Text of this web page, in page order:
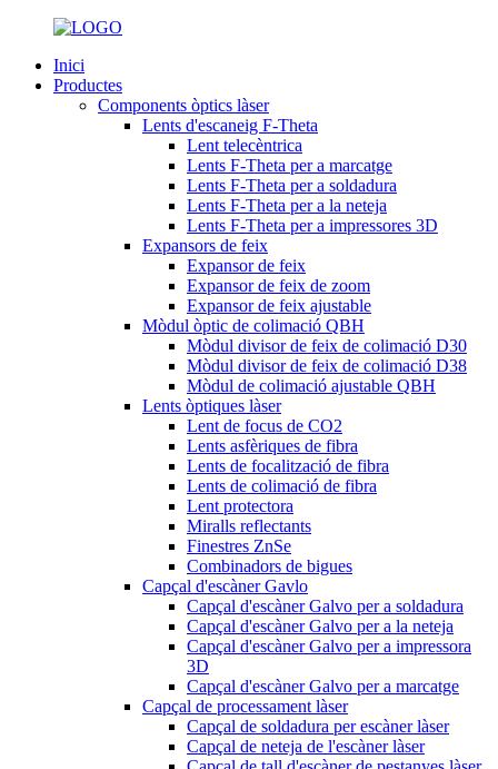
Inici
Productes
Components òptics làser
Lents d'escaneig F-Theta
Lent telecèntrica
Lents F-Theta per a marcatge
Lents F-Theta per a soldadura
Lents F-Theta per a la neteja
Lents F-Theta per a impressores 3D
Expansors de feix
Expansor de feix
Expansor de feix de zoom
Expansor de feix ajustable
Mòdul òptic de colimació QBH
Mòdul divisor de feix de colimació D30
Mòdul divisor de feix de colimació D38
Mòdul de colimació ajustable QBH
Lents òptiques làser
Lent de focus de CO2
Lents asfèriques de fibra
Lents de focalització de fibra
Lents de colimació de fibra
Lent protectora
Miralls reflectants
Finestres ZnSe
Combinadors de bigues
Capçal d'escàner Gavlo
Capçal d'escàner Galvo per a soldadura
Capçal d'escàner Galvo per a la neteja
Capçal d'escàner Galvo per a impressora
3D
Capçal d'escàner Galvo per a marcatge
Capçal de processament làser
Capçal de soldadura per escàner làser
Capçal de neteja de l'escàner làser